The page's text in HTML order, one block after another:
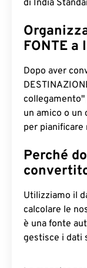
di India
FONTE a
Dopo aver
un amico o un
per
Perché
Utilizziamo il
calcolare le
è una fonte
gestisce i dati